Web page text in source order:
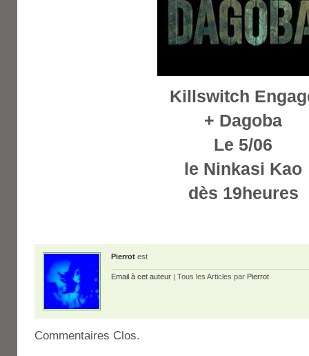
Killswitch
+ Dagoba
Le 5/06
le Ninkasi Kao
dès 19heures
Pierrot est
Email à cet auteur | Tous les Articles par Pierrot
Commentaires Clos.